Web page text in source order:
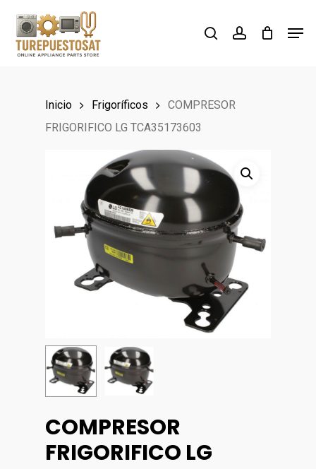
main
searchaccount
Inicio Frigoríficos
COMPRESOR
FRIGORIFICO LG TCA35173603
COMPRESOR
FRIGORIFICO LG